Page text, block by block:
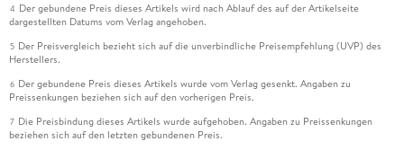
4 Der gebundene Preis dieses Artikels wird nach Ablauf des auf der Artikelseite
dargestellten Datums vom Verlag angehoben.
5 Der Preisvergleich bezieht sich auf die unverbindliche Preisempfehlung (UVP) des
Herstellers.
6 Der gebundene Preis dieses Artikels wurde vom Verlag gesenkt. Angaben zu
Preissenkungen beziehen sich auf den vorherigen Preis.
7 Die Preisbindung dieses Artikels wurde aufgehoben. Angaben zu Preissenkungen
beziehen sich auf den letzten gebundenen Preis.